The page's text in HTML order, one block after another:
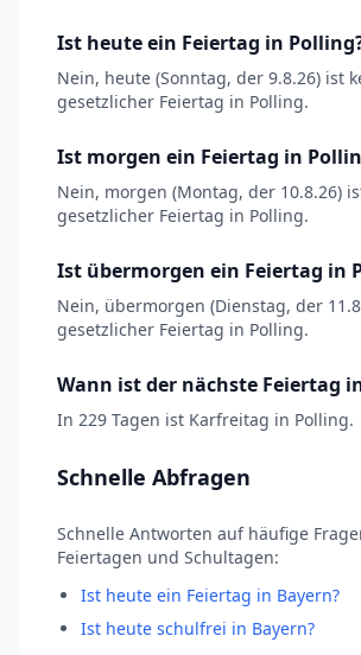
Ist heute ein Feiertag in
Nein, heute (Sonntag, der 9.8.26) ist
gesetzlicher Feiertag in Polling.
Ist morgen ein Feiertag in
Nein, morgen (Montag, der 10.8.26)
gesetzlicher Feiertag in Polling.
Ist übermorgen ein Feiertag in
Nein, übermorgen (Dienstag, der
gesetzlicher Feiertag in Polling.
Wann ist der nächste Feiertag
In 229 Tagen ist Karfreitag in Polling.
Schnelle Abfragen
Schnelle Antworten auf häufige
Feiertagen und Schultagen:
Ist heute ein Feiertag in Bayern?
Ist heute schulfrei in Bayern?